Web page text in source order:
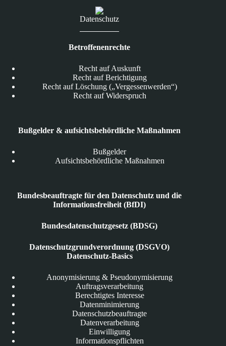
Datenschutz
Betroffenenrechte
Recht auf Auskunft
Recht auf Berichtigung
Recht auf Löschung („Vergessenwerden“)
Recht auf Widerspruch
Bußgelder & aufsichtsbehördliche Maßnahmen
Bußgelder
Aufsichtsbehördliche Maßnahmen
Bundesbeauftragte für den Datenschutz und die
Informationsfreiheit (BfDI)
Bundesdatenschutzgesetz (BDSG)
Datenschutzgrundverordnung (DSGVO)
Datenschutz-Basics
Anonymisierung & Pseudonymisierung
Auftragsverarbeitung
Berechtigtes Interesse
Datenminimierung
Datenschutzbeauftragte
Datenverarbeitung
Einwilligung
Informationspflichten